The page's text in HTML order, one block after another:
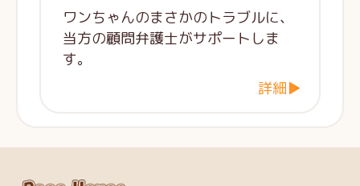
ワンちゃんのまさかのトラブルに、
当方の顧問弁護士がサポートしま
す。
詳細▶